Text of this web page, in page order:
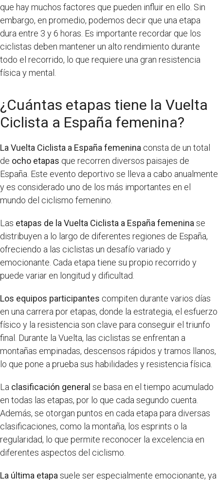
que hay muchos factores que pueden influir en ello. Sin
embargo, en promedio, podemos decir que una etapa
dura entre 3 y 6 horas. Es importante recordar que los
ciclistas deben mantener un alto rendimiento durante
todo el recorrido, lo que requiere una gran resistencia
física y mental.
¿Cuántas etapas tiene la Vuelta
Ciclista a España femenina?
La Vuelta Ciclista a España femenina consta de un total
de ocho etapas que recorren diversos paisajes de
España. Este evento deportivo se lleva a cabo anualmente
y es considerado uno de los más importantes en el
mundo del ciclismo femenino.
Las etapas de la Vuelta Ciclista a España femenina se
distribuyen a lo largo de diferentes regiones de España,
ofreciendo a las ciclistas un desafío variado y
emocionante. Cada etapa tiene su propio recorrido y
puede variar en longitud y dificultad.
Los equipos participantes compiten durante varios días
en una carrera por etapas, donde la estrategia, el esfuerzo
físico y la resistencia son clave para conseguir el triunfo
final. Durante la Vuelta, las ciclistas se enfrentan a
montañas empinadas, descensos rápidos y tramos llanos,
lo que pone a prueba sus habilidades y resistencia física.
La clasificación general se basa en el tiempo acumulado
en todas las etapas, por lo que cada segundo cuenta.
Además, se otorgan puntos en cada etapa para diversas
clasificaciones, como la montaña, los esprints o la
regularidad, lo que permite reconocer la excelencia en
diferentes aspectos del ciclismo.
La última etapa suele ser especialmente emocionante, ya